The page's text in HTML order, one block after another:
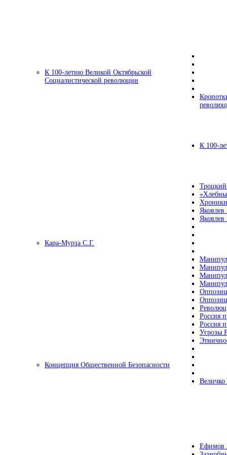
К 100-летию Великой Октябрьской
Социалистической революции
К 100-
Кара-Мурза С.Г.
Россия
Россия
Угрозы
Концепция Общественной Безопасности
Ефимов